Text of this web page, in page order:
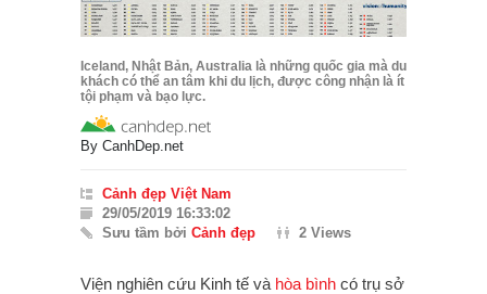
Iceland, Nhật Bản, Australia là những quốc gia mà du
khách có thể an tâm khi du lịch, được công nhận là ít
tội phạm và bạo lực.
By CanhDep.net
Cảnh đẹp Việt Nam
29/05/2019 16:33:02
Sưu tầm bởi Cảnh đẹp 2 Views
Viện nghiên cứu Kinh tế và hòa bình có trụ sở